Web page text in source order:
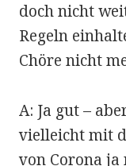
doch nicht
Regeln
Chöre nicht
A: Ja gut –
vielleicht mit
von Corona ja